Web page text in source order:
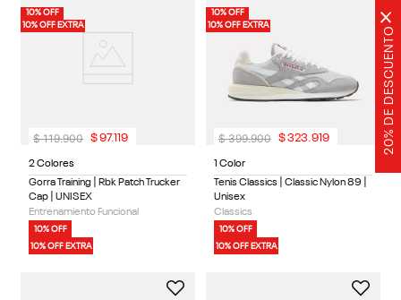
20% DE DESCUENTO
×
10% OFF
10% OFF EXTRA
2 Colores
Gorra Training | Rbk Patch Trucker
Cap | UNISEX
Entrenamiento Funcional
10% OFF
10% OFF EXTRA
$ 119.900 $97. 119
10% OFF
10% OFF EXTRA
1 Color
Tenis Classics | Classic Nylon 89 |
Unisex
Classics
10% OFF
10% OFF EXTRA
$ 399.900 $323.919